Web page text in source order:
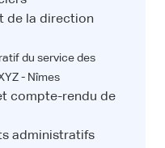
de la direction
du service des
- Nîmes
compte-rendu de
administratifs